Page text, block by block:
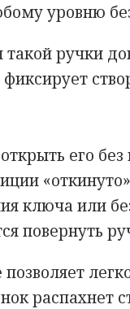
уровню
ручки
его
ключа или
повернуть
распахнет